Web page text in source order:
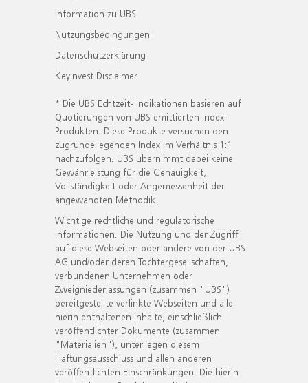
Information zu UBS
Nutzungsbedingungen
Datenschutzerklärung
KeyInvest Disclaimer
* Die UBS Echtzeit- Indikationen basieren auf
Quotierungen von UBS emittierten Index-
Produkten. Diese Produkte versuchen den
zugrundeliegenden Index im Verhältnis 1:1
nachzufolgen. UBS übernimmt dabei keine
Gewährleistung für die Genauigkeit,
Vollständigkeit oder Angemessenheit der
angewandten Methodik.
Wichtige rechtliche und regulatorische
Informationen. Die Nutzung und der Zugriff
auf diese Webseiten oder andere von der UBS
AG und/oder deren Tochtergesellschaften,
verbundenen Unternehmen oder
Zweigniederlassungen (zusammen "UBS")
bereitgestellte verlinkte Webseiten und alle
hierin enthaltenen Inhalte, einschließlich
veröffentlichter Dokumente (zusammen
"Materialien"), unterliegen diesem
Haftungsausschluss und allen anderen
veröffentlichten Einschränkungen. Die hierin